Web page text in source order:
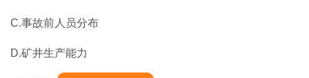
C.事故前人员分布
D.矿井生产能力